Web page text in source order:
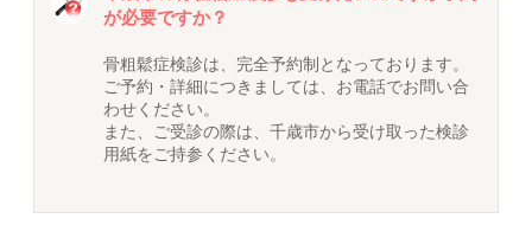
が必要ですか？
骨粗鬆症検診は、完全予約制となっております。
ご予約・詳細につきましては、お電話でお問い合
わせください。
また、ご受診の際は、千歳市から受け取った検診
用紙をご持参ください。